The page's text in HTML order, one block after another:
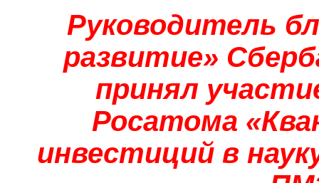
Руководитель
развитие»
принял
Росатома
инвестиций в